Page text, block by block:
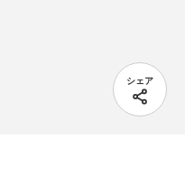
シェア